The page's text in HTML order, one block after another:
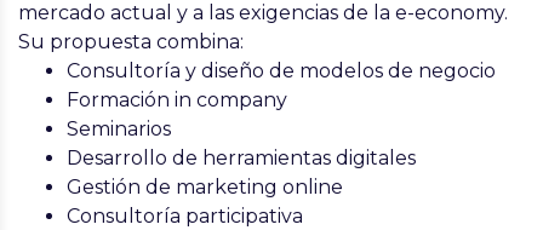
mercado actual y a las exigencias de la e-economy.
Su propuesta combina:
Consultoría y diseño de modelos de negocio
Formación in company
Seminarios
Desarrollo de herramientas digitales
Gestión de marketing online
Consultoría participativa